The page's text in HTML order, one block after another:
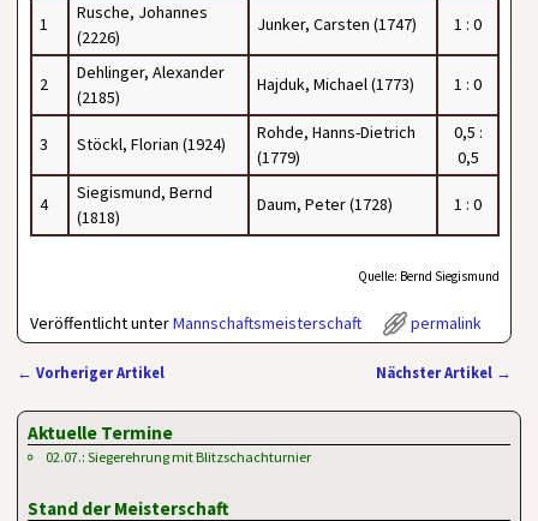
1
Rusche, Johannes
(2226)
Junker, Carsten (1747) 1 : 0
2
Dehlinger, Alexander
(2185)
Hajduk, Michael (1773) 1 : 0
3 Stöckl, Florian (1924)
Rohde, Hanns-Dietrich
(1779)
0,5 :
0,5
4
Siegismund, Bernd
(1818)
Daum, Peter (1728) 1 : 0
Quelle: Bernd Siegismund
Veröffentlicht unterMannschaftsmeisterschaft permalink
← Vorheriger Artikel Nächster Artikel →
Aktuelle Termine
02.07.: Siegerehrung mit Blitzschachturnier
Stand der Meisterschaft